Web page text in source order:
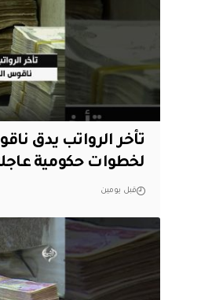
تأخر الرواتب يدق
لخطوات حكومية
قبل يومين